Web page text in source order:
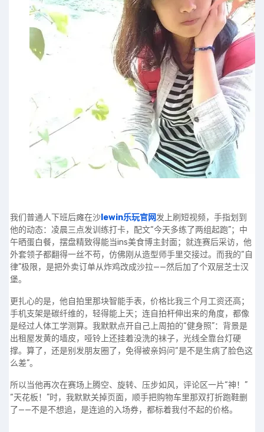
我们普通人下班后瘫在沙 lewin乐玩官网发上刷短视频，手指划到
他的动态：凌晨三点发训练打卡，配文“今天多练了两组起跑”；中
午晒蛋白餐，摆盘精致得能当ins美食博主封面；就连赛后采访，他
外套领子都翻得一丝不苟，仿佛刚从造型师手里交接过。而我的“自
律”极限，是把外卖订单从炸鸡改成沙拉——然后加了个双层芝士汉
堡。
更扎心的是，他自拍里那块智能手表，价格比我三个月工资还高；
手机支架是碳纤维的，轻得能上天；连自拍杆伸出来的角度，都像
是经过人体工学测算。我默默点开自己上周拍的“健身照”：背景是
出租屋发黄的墙皮，哑铃上还挂着没洗的袜子，光线全靠台灯硬
撑。算了，还是别发朋友圈了，免得被亲妈问“是不是生病了脸色这
么差”。
所以当他再次在赛场上腾空、旋转、压步如风，评论区一片“神！”
“天花板！”时，我默默关掉页面，顺手把购物车里那双打折跑鞋删
了——不是不想追，是连追的入场券，都标着我付不起的价格。